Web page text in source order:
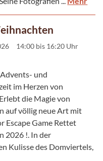
14:00 bis 16:20 Uhr
und
im Herzen von
die Magie von
auf völlig neue Art mit
Escape Game Rettet
2026 !. In der
Kulisse des Domviertels,